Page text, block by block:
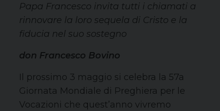
Papa Francesco invita tutti i chiamati a
rinnovare la loro sequela di Cristo e la
fiducia nel suo sostegno
don Francesco Bovino
Il prossimo 3 maggio si celebra la 57a
Giornata Mondiale di Preghiera per le
Vocazioni che quest’anno vivremo